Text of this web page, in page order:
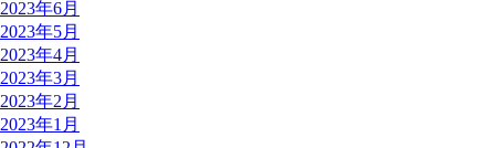
2023年6月
2023年5月
2023年4月
2023年3月
2023年2月
2023年1月